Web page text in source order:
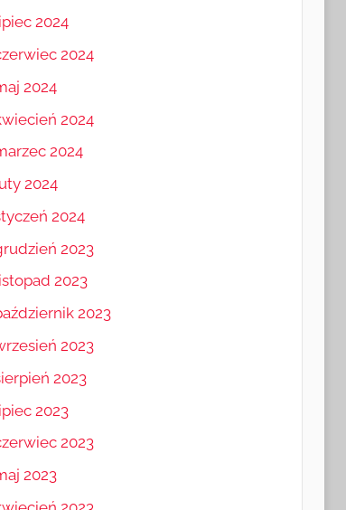
2024
2024
2024
2024
2024
2024
2024
2023
2023
2023
2023
2023
2023
2023
2023